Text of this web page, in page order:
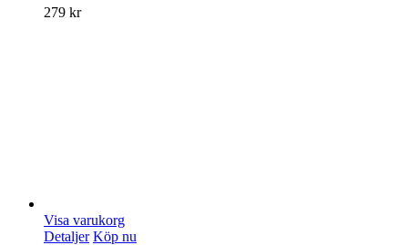
279 kr
Visa varukorg
Detaljer Köp nu